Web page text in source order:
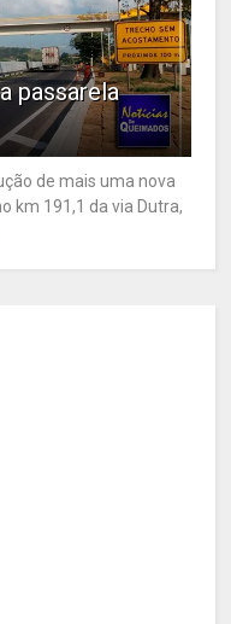
passarela
de mais uma nova
km 191,1 da via Dutra,